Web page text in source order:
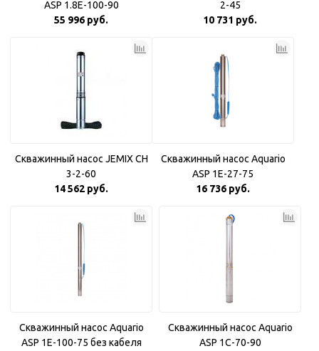
ASP 1.8E-100-90
55 996 руб.
2-45
10 731 руб.
Скважинный насос JEMIX CH
3-2-60
14 562 руб.
Скважинный насос Aquario
ASP 1E-27-75
16 736 руб.
Скважинный насос Aquario
ASP 1E-100-75 без кабеля
Скважинный насос Aquario
ASP 1С-70-90